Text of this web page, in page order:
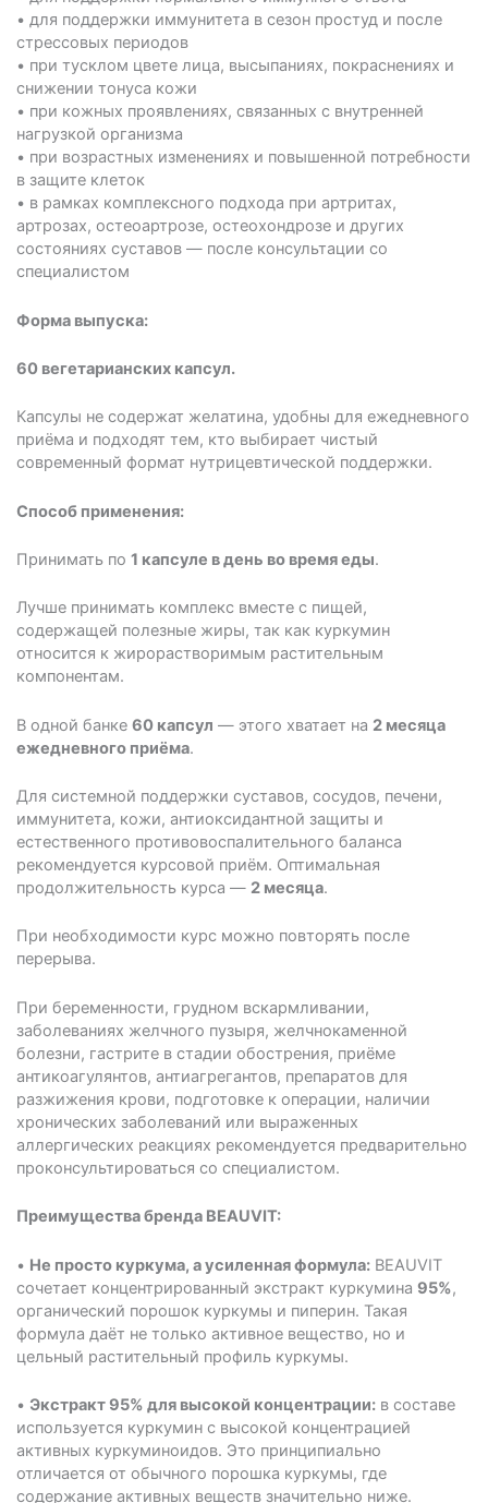
• для поддержки иммунитета в сезон простуд и после
стрессовых периодов
• при тусклом цвете лица, высыпаниях, покраснениях и
снижении тонуса кожи
• при кожных проявлениях, связанных с внутренней
нагрузкой организма
• при возрастных изменениях и повышенной потребности
в защите клеток
• в рамках комплексного подхода при артритах,
артрозах, остеоартрозе, остеохондрозе и других
состояниях суставов — после консультации со
специалистом
Форма выпуска:
60 вегетарианских капсул.
Капсулы не содержат желатина, удобны для ежедневного
приёма и подходят тем, кто выбирает чистый
современный формат нутрицевтической поддержки.
Способ применения:
Принимать по 1 капсуле в день во время еды.
Лучше принимать комплекс вместе с пищей,
содержащей полезные жиры, так как куркумин
относится к жирорастворимым растительным
компонентам.
В одной банке 60 капсул — этого хватает на 2 месяца
ежедневного приёма.
Для системной поддержки суставов, сосудов, печени,
иммунитета, кожи, антиоксидантной защиты и
естественного противовоспалительного баланса
рекомендуется курсовой приём. Оптимальная
продолжительность курса — 2 месяца.
При необходимости курс можно повторять после
перерыва.
При беременности, грудном вскармливании,
заболеваниях желчного пузыря, желчнокаменной
болезни, гастрите в стадии обострения, приёме
антикоагулянтов, антиагрегантов, препаратов для
разжижения крови, подготовке к операции, наличии
хронических заболеваний или выраженных
аллергических реакциях рекомендуется предварительно
проконсультироваться со специалистом.
Преимущества бренда BEAUVIT:
• Не просто куркума, а усиленная формула:BEAUVIT
сочетает концентрированный экстракт куркумина 95%,
органический порошок куркумы и пиперин. Такая
формула даёт не только активное вещество, но и
цельный растительный профиль куркумы.
• Экстракт 95% для высокой концентрации:в составе
используется куркумин с высокой концентрацией
активных куркуминоидов. Это принципиально
отличается от обычного порошка куркумы, где
содержание активных веществ значительно ниже.